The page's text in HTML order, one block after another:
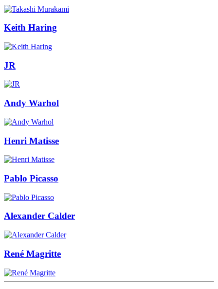
Keith Haring
JR
Andy Warhol
Henri Matisse
Pablo Picasso
Alexander Calder
René Magritte